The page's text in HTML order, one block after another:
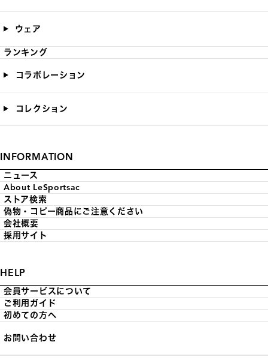
ウェア
ランキング
コラボレーション
コレクション
INFORMATION
ニュース
About LeSportsac
ストア検索
偽物・コピー商品にご注意ください
会社概要
採用サイト
HELP
会員サービスについて
ご利用ガイド
初めての方へ
お問い合わせ